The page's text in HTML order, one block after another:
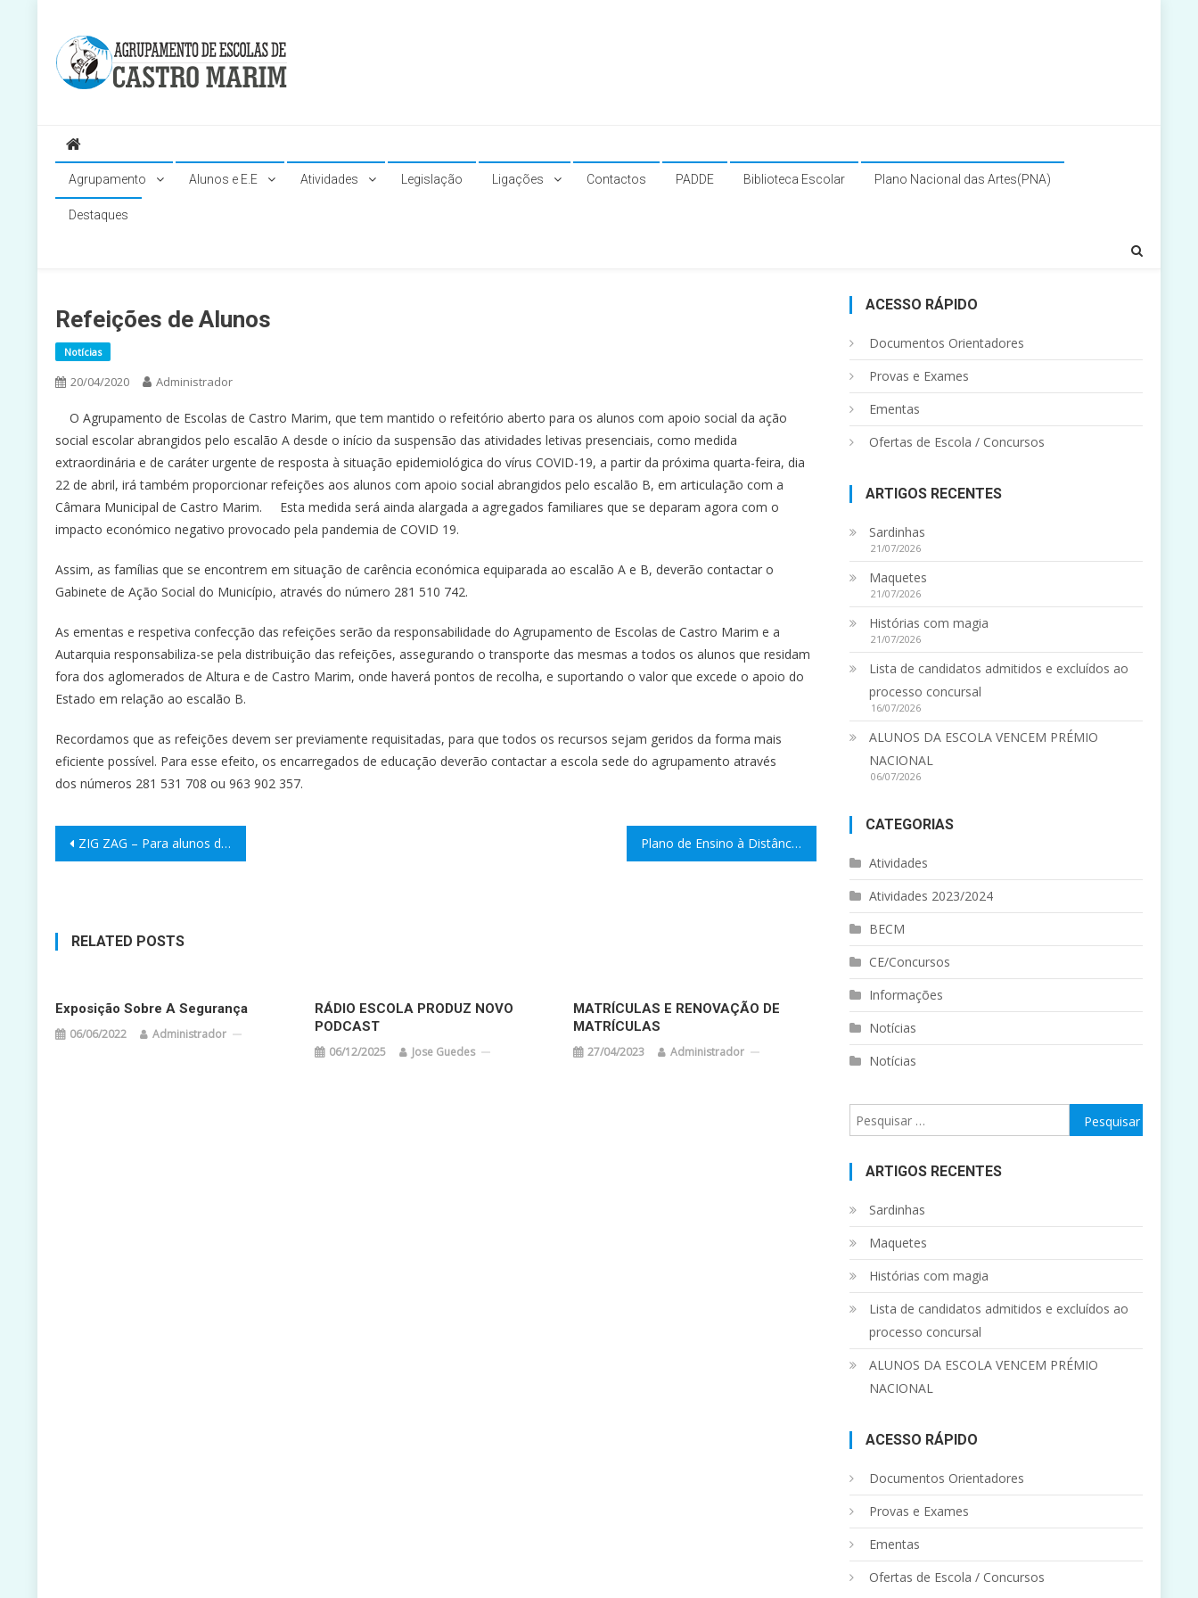
content
Agrupamento Alunos e E.E Atividades Legislação Ligações Contactos PADDE Biblioteca Escolar Plano Nacional das Artes(PNA)
Destaques
Refeições de Alunos
Notícias
20/04/2020 Administrador
O Agrupamento de Escolas de Castro Marim, que tem mantido o refeitório aberto para os alunos com apoio social da ação
social escolar abrangidos pelo escalão A desde o início da suspensão das atividades letivas presenciais, como medida
extraordinária e de caráter urgente de resposta à situação epidemiológica do vírus COVID-19, a partir da próxima quarta-feira, dia
22 de abril, irá também proporcionar refeições aos alunos com apoio social abrangidos pelo escalão B, em articulação com a
Câmara Municipal de Castro Marim. Esta medida será ainda alargada a agregados familiares que se deparam agora com o
impacto económico negativo provocado pela pandemia de COVID 19.
Assim, as famílias que se encontrem em situação de carência económica equiparada ao escalão A e B, deverão contactar o
Gabinete de Ação Social do Município, através do número 281 510 742.
As ementas e respetiva confecção das refeições serão da responsabilidade do Agrupamento de Escolas de Castro Marim e a
Autarquia responsabiliza-se pela distribuição das refeições, assegurando o transporte das mesmas a todos os alunos que residam
fora dos aglomerados de Altura e de Castro Marim, onde haverá pontos de recolha, e suportando o valor que excede o apoio do
Estado em relação ao escalão B.
Recordamos que as refeições devem ser previamente requisitadas, para que todos os recursos sejam geridos da forma mais
eficiente possível. Para esse efeito, os encarregados de educação deverão contactar a escola sede do agrupamento através
dos números 281 531 708 ou 963 902 357.
Navegação
ZIG ZAG – Para alunos do Pré-Escolar Plano de Ensino à Distância(E@D)
RELATED POSTS
Exposição Sobre A Segurança
06/06/2022 Administrador
RÁDIO ESCOLA PRODUZ NOVO
PODCAST
06/12/2025 Jose Guedes
MATRÍCULAS E RENOVAÇÃO DE
MATRÍCULAS
27/04/2023 Administrador
ACESSO RÁPIDO
Documentos Orientadores
Provas e Exames
Ementas
Ofertas de Escola / Concursos
ARTIGOS RECENTES
Sardinhas
21/07/2026
Maquetes
21/07/2026
Histórias com magia
21/07/2026
Lista de candidatos admitidos e excluídos ao
processo concursal
16/07/2026
ALUNOS DA ESCOLA VENCEM PRÉMIO
NACIONAL
06/07/2026
CATEGORIAS
Atividades
Atividades 2023/2024
BECM
CE/Concursos
Informações
Notícias
Notícias
Pesquisar
por:
ARTIGOS RECENTES
Sardinhas
Maquetes
Histórias com magia
Lista de candidatos admitidos e excluídos ao
processo concursal
ALUNOS DA ESCOLA VENCEM PRÉMIO
NACIONAL
ACESSO RÁPIDO
Documentos Orientadores
Provas e Exames
Ementas
Ofertas de Escola / Concursos